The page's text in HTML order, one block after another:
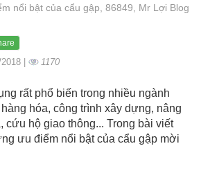
nổi bật của cẩu gập, 86849, Mr Lợi Blog
| 1170
rất phổ biến trong nhiều ngành
hóa, công trình xây dựng, nâng
cứu hộ giao thông... Trong bài viết
ưu điểm nổi bật của cẩu gập mời